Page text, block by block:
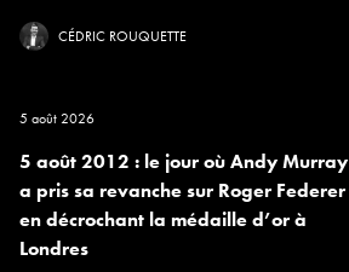
CÉDRIC ROUQUETTE
5 août 2026
5 août 2012 : le jour où Andy Murray
a pris sa revanche sur Roger Federer
en décrochant la médaille d’or à
Londres